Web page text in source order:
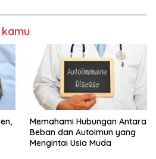
Memahami Hubungan Antara
Beban dan Autoimun yang
Mengintai Usia Muda